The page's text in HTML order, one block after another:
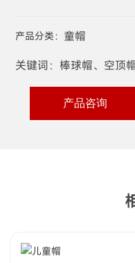
产品分类： 童帽
关键词：棒球帽、空顶
产品咨询